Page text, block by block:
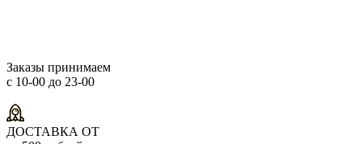
Заказы принимаем
с 10-00 до 23-00
ДОСТАВКА ОТ